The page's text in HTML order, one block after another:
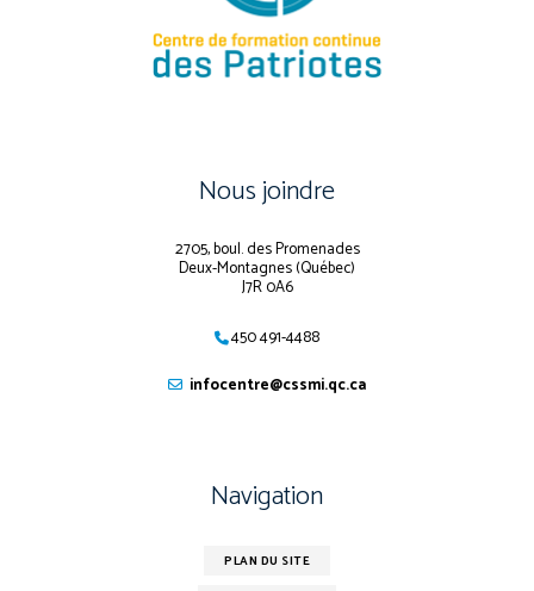
Nous joindre
2705, boul. des Promenades
Deux-Montagnes (Québec)
J7R 0A6
450 491-4488
infocentre@cssmi.qc.ca
Navigation
PLAN DU SITE